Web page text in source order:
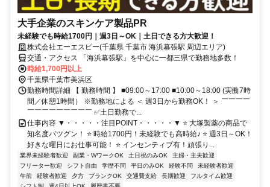
大手企業のスキンケア製品PR
未経験でも時給1700円｜週3日～OK｜土日できる方大歓迎！
株式会社エーエスピー(千葉県 千葉市 海浜幕張駅 周辺エリア)
交通・アクセス 「海浜幕張駅」を中心に一都三県で勤務地多数！
時給1,700円以上
千葉県千葉市美浜区
勤務時間詳細 【 勤務時間 】 ■09:00～17:00 ■10:00～18:00 (実働7時
間／休憩1時間） ※勤務地による ＜ 週3日から勤務OK！ ＞ ￣￣￣￣
￣￣￣￣￣￣￣￣￣ ✅土日勤務で...
仕事内容 ▼・・・・・注目POINT・・・・・▼ ⭐ 大塚製薬の商品で
知名度バツグン！ ⭐ 時給1700円！未経験でも高時給♪ ⭐ 週3日～OK！
好きな曜日にお仕事可能！ ⭐ インセンティブ有！頑張り...
業界未経験者歓迎 副業・WワークOK 土日祝のみOK
主婦・主夫歓迎
フリーター歓迎
シフト自由 学歴不問 平日のみOK 経験不問
未経験者歓迎
午前
経験者歓迎 夕方 ブランクOK 交通費支給 長期歓迎
フルタイム歓迎